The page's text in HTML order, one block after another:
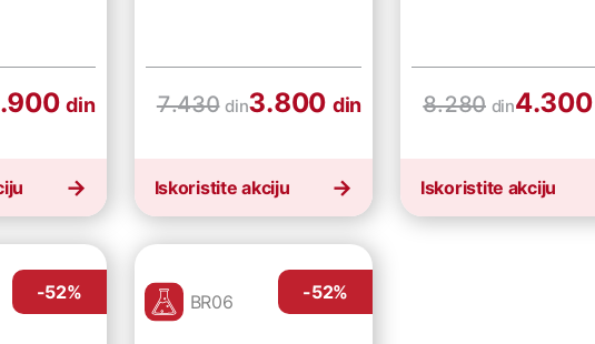
din 7.430 din3.800 din
Iskoristite akciju
8.280 din
Iskoristite akciju
-52% BR06 -52%